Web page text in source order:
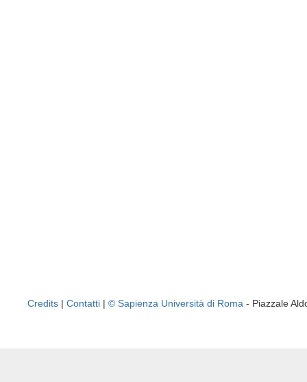
Credits | Contatti | © Sapienza Università di Roma - Piazzale